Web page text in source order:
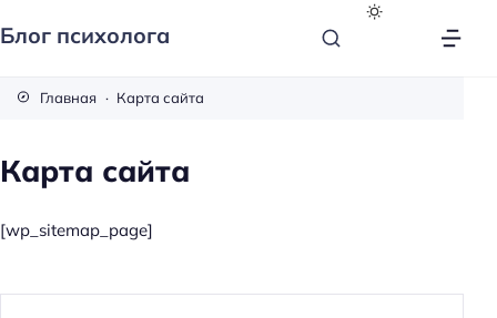
Блог психолога
Главная Карта сайта
Карта сайта
[wp_sitemap_page]